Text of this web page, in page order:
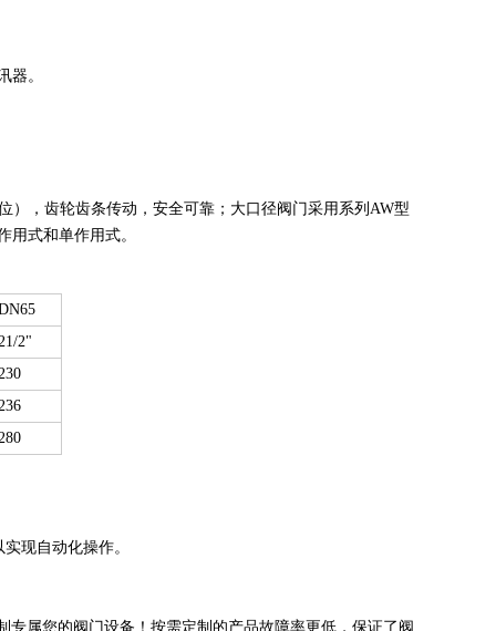
2"
器。
），齿轮齿条传动，安全可靠；大口径阀门采用系列AW型
用式和单作用式。
现自动化操作。
属您的阀门设备！按需定制的产品故障率更低，保证了阀